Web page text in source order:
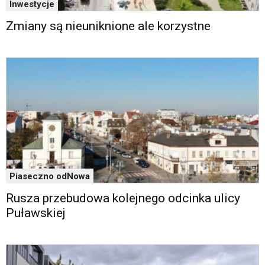
Google
osadzane
formie
obsługiwane
są
za
pomocą
klawiszy
strzałek
lub
odpowiadających
im
skrótów
czytniku
Inwestycje
Zmiany są nieuniknione ale korzystne
Piaseczno odNowa
Rusza przebudowa kolejnego odcinka ulicy
Puławskiej